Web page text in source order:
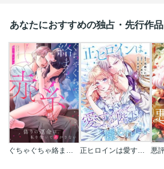
あなたにおすすめの独占・先行作品
ぐちゃぐちゃ絡まる、赤い糸～偽りの運命は、私を抱いて逃がさない 正ヒロインは愛する陛下に嫌われたい【タテヨミ】【フルカラー】